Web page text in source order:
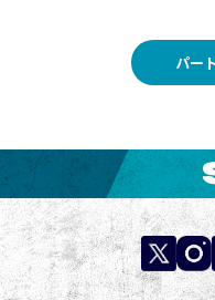
パー